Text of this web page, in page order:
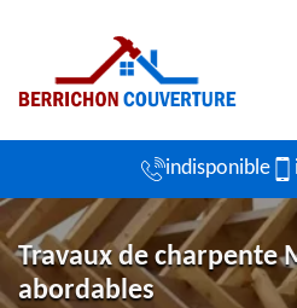
indisponible
Travaux de charpente
abordables